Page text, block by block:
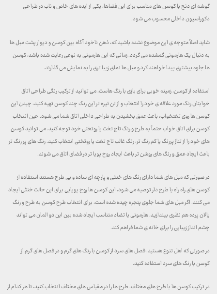
گوشه ای دنج با کوسن های مناسب برای این فضاها، یکی از ایده های خاص و ناب در طراحی
دکوراسیون داخلی محسوب می شود.
شاید اصلاً متوجه ی این موضوع نشده باشید که، ذهن ناخود آگاه بین کوسن و دیوار پشت مبل ها
به دنبال یک هارمونی گمشده می گردد. زمانی که این هارمونی به نوعی رعایت شده باشد، کوسن
ها جلوه بیشتری پیدا خواهند کرد و مبل ها نمای زیبا تری را به نمایش می گذارند.
استفاده از کوسن، زمینه خوبی برای بازی با رنگ هاست، می توانید از ترکیب رنگی طراحی اتاق
خوابتان رنگ مورد علاقه ی خود را انتخاب و از تن تیره تر این رنگ چند کوسن تهیه کنید، چیدن این
کوسن ها روی تختخواب، باعث عمق بخشیدن به طراحی داخلی اتاق شما می شود. حین انتخاب
کوسن برای اتاق خواب حتماً به طرح و رنگ تاج تخت یا روتختی خود توجه کنید. می توانید کوسن
های خود را از تناژ پررنگ یا کم رنگ تر، رنگ غالب تاج تخت یا روتختی انتخاب کنید. رنگ های پر رنگ تر
باعث ایجاد عمق و رنگ های روشن تر باعث ایجاد روح پویا تر در فضای اتاق می شوند.
در صورتی که مبل های شما دارای رنگ های خنثی و پارچه ای ساده و بی طرح هستند استفاده از
کوسن های راه راه یا طرح دار توصیه می شود، این کوسن ها روح پویایی برای این حالت خنثی ایجاد
می کنند. اگر مبل های شما جلوی پنجره چیده شده است، برای انتخاب طرح کوسن به طرح و رنگ
یالان پرده هم نظری بیندازید. هارمونی یا تضاد متناسب ایجاد شده بین این دو المان می تواند
چشم انداز زیبایی را برای خانه ی شما فراهم کند.
در صورتی که اهل تنوع هستید، فصل های سرد از کوسن با رنگ های گرم و در فصل های گرم از
کوسن با رنگ های سرد استفاده کنید.
در ترکیب کوسن ها با طرح های مختلف، طرح ها را در مقیاس های مختلف انتخاب کنید، تا هر کدام از